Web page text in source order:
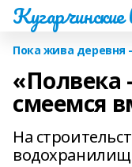
Кугарчинские
Пока жива деревня
«Полвека
смеемся
На